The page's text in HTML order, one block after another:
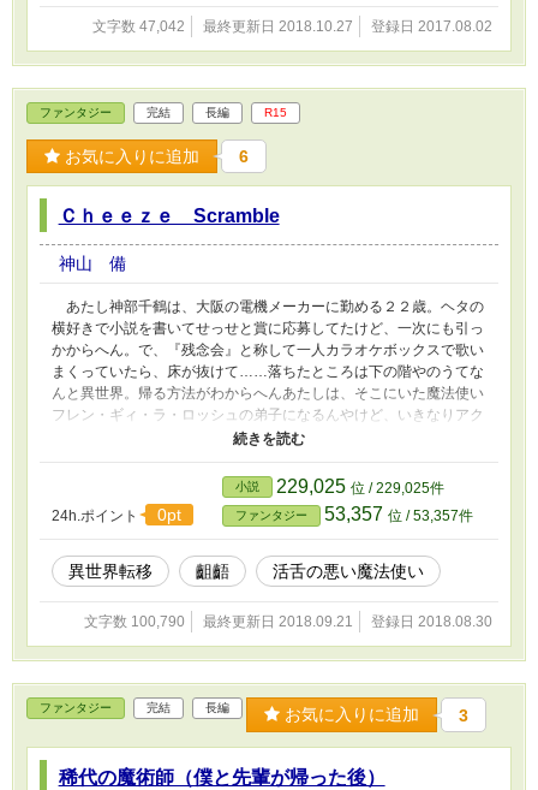
文字数 47,042 最終更新日 2018.10.27 登録日 2017.08.02
ファンタジー 完結 長編 R15
お気に入りに追加 6
Ｃｈｅｅｚｅ Scramble
神山 備
あたし神部千鶴は、大阪の電機メーカーに勤める２２歳。ヘタの
横好きで小説を書いてせっせと賞に応募してたけど、一次にも引っ
かからへん。で、『残念会』と称して一人カラオケボックスで歌い
まくっていたら、床が抜けて……落ちたところは下の階やのうてな
んと異世界。帰る方法がわからへんあたしは、そこにいた魔法使い
フレン・ギィ・ラ・ロッシュの弟子になるんやけど、いきなりアク
シデント発生。魔法が使われへん。それも、魔力はめっちゃあんの
に、滑舌が悪いから魔法が使えんて、そんなんアリ！？ たまたま
持ってた電子メモにしゃべらすことができて、魔法を使えるように
なったけど、あれもってへんかったらあたしどうなってたやろ。そ
んなあたしとフレンの師弟（その内夫婦になるけど）異世界ボケツ
ッコミ漫才譚。
24h.ポイント 0pt
小説 229,025 位 / 229,025件
ファンタジー 53,357 位 / 53,357件
異世界転移 齟齬 活舌の悪い魔法使い
文字数 100,790 最終更新日 2018.09.21 登録日 2018.08.30
ファンタジー 完結 長編 お気に入りに追加 3
稀代の魔術師（僕と先輩が帰った後）